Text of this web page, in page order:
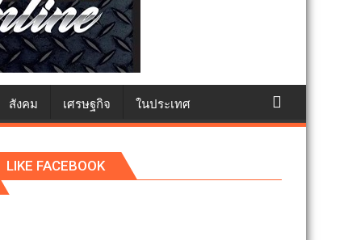
สังคม เศรษฐกิจ ในประเทศ
LIKE FACEBOOK